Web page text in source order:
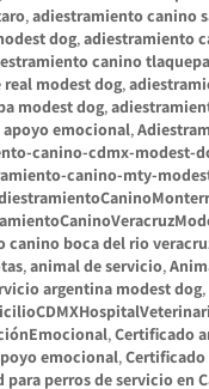
, adiestramiento canino
dog, adiestramiento
canino
modest dog,
modest dog,
emocional,
canino-cdmx-modest-
canino-mty-
canino boca del rio
, animal de servicio,
argentina modest dog,
, Certificado
emocional,
perros de servicio en